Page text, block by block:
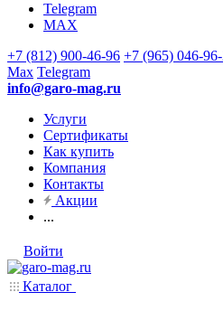
Telegram
MAX
+7 (812) 900-46-96 +7 (965) 046-
Max Telegram
info@garo-mag.ru
Услуги
Сертификаты
Как купить
Компания
Контакты
Акции
...
Войти
Каталог